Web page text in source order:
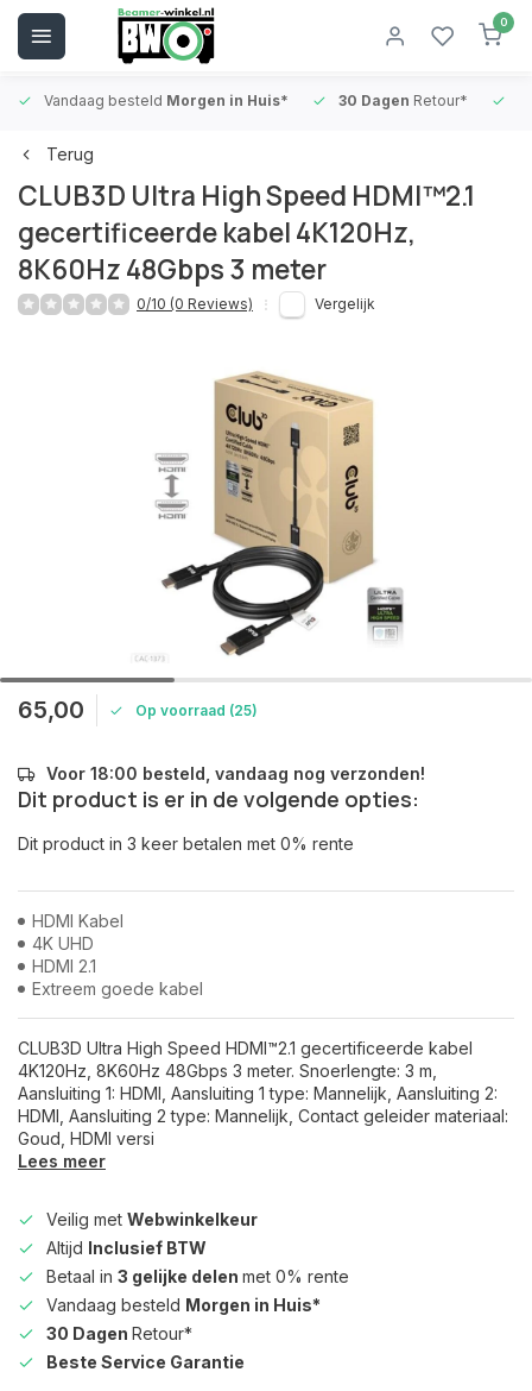
0
Vandaag besteld Morgen in Huis* 30 Dagen Retour*
Terug
CLUB3D Ultra High Speed ​​HDMI™2.1
gecertificeerde kabel 4K120Hz,
8K60Hz 48Gbps 3 meter
0/10 (0 Reviews) Vergelijk
65,00 Op voorraad (25)
Voor 18:00 besteld, vandaag nog verzonden!
Dit product is er in de volgende opties:
Dit product in 3 keer betalen met 0% rente
HDMI Kabel
4K UHD
HDMI 2.1
Extreem goede kabel
CLUB3D Ultra High Speed ​​HDMI™2.1 gecertificeerde kabel
4K120Hz, 8K60Hz 48Gbps 3 meter. Snoerlengte: 3 m,
Aansluiting 1: HDMI, Aansluiting 1 type: Mannelijk, Aansluiting 2:
HDMI, Aansluiting 2 type: Mannelijk, Contact geleider materiaal:
Goud, HDMI versi
Lees meer
Veilig met Webwinkelkeur
Altijd Inclusief BTW
Betaal in 3 gelijke delen met 0% rente
Vandaag besteld Morgen in Huis*
30 Dagen Retour*
Beste Service Garantie